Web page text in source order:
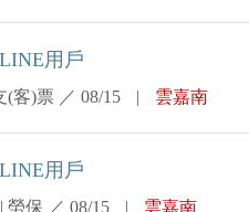
用戶
(客)票 ／ 08/15 | 雲嘉南
用戶
勞保 ／ 08/15 | 雲嘉南